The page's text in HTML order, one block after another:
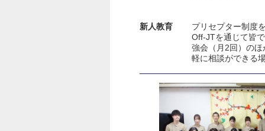
新人教育
プリセプター制度
Off-JTを通じて皆
強会（月2回）の
軽に相談ができる